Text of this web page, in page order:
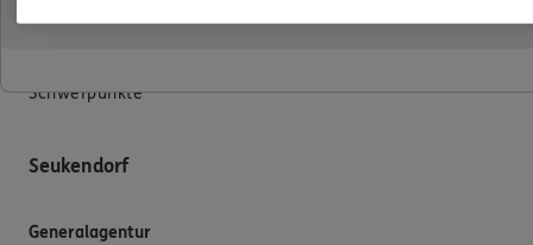
Unsere Agentur
Schwerpunkte
Seukendorf
Generalagentur